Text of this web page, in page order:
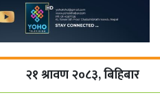
२१ श्रावण २०८३, बिहिबार